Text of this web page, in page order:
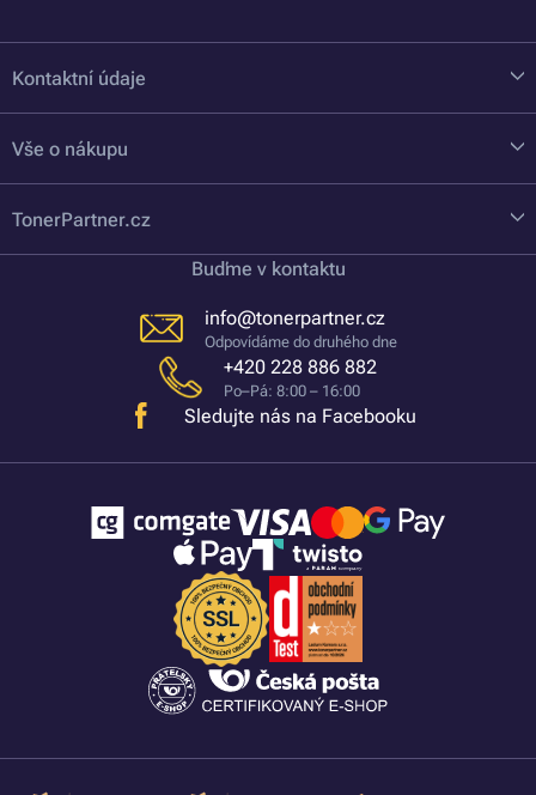
Kontaktní údaje
Vše o nákupu
TonerPartner.cz
Buďme v kontaktu
info@tonerpartner.cz
Odpovídáme do druhého dne
+420 228 886 882
Po–Pá: 8:00 – 16:00
Sledujte nás na Facebooku